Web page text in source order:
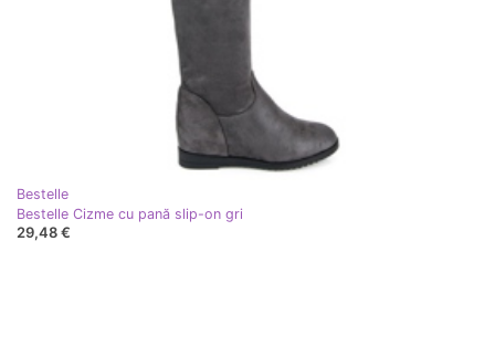
Bestelle
Bestelle Cizme cu pană slip-on gri
29,48 €